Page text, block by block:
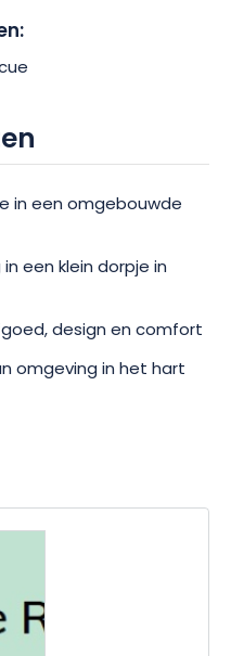
in een omgebouwde
een klein dorpje in
design en comfort
omgeving in het hart